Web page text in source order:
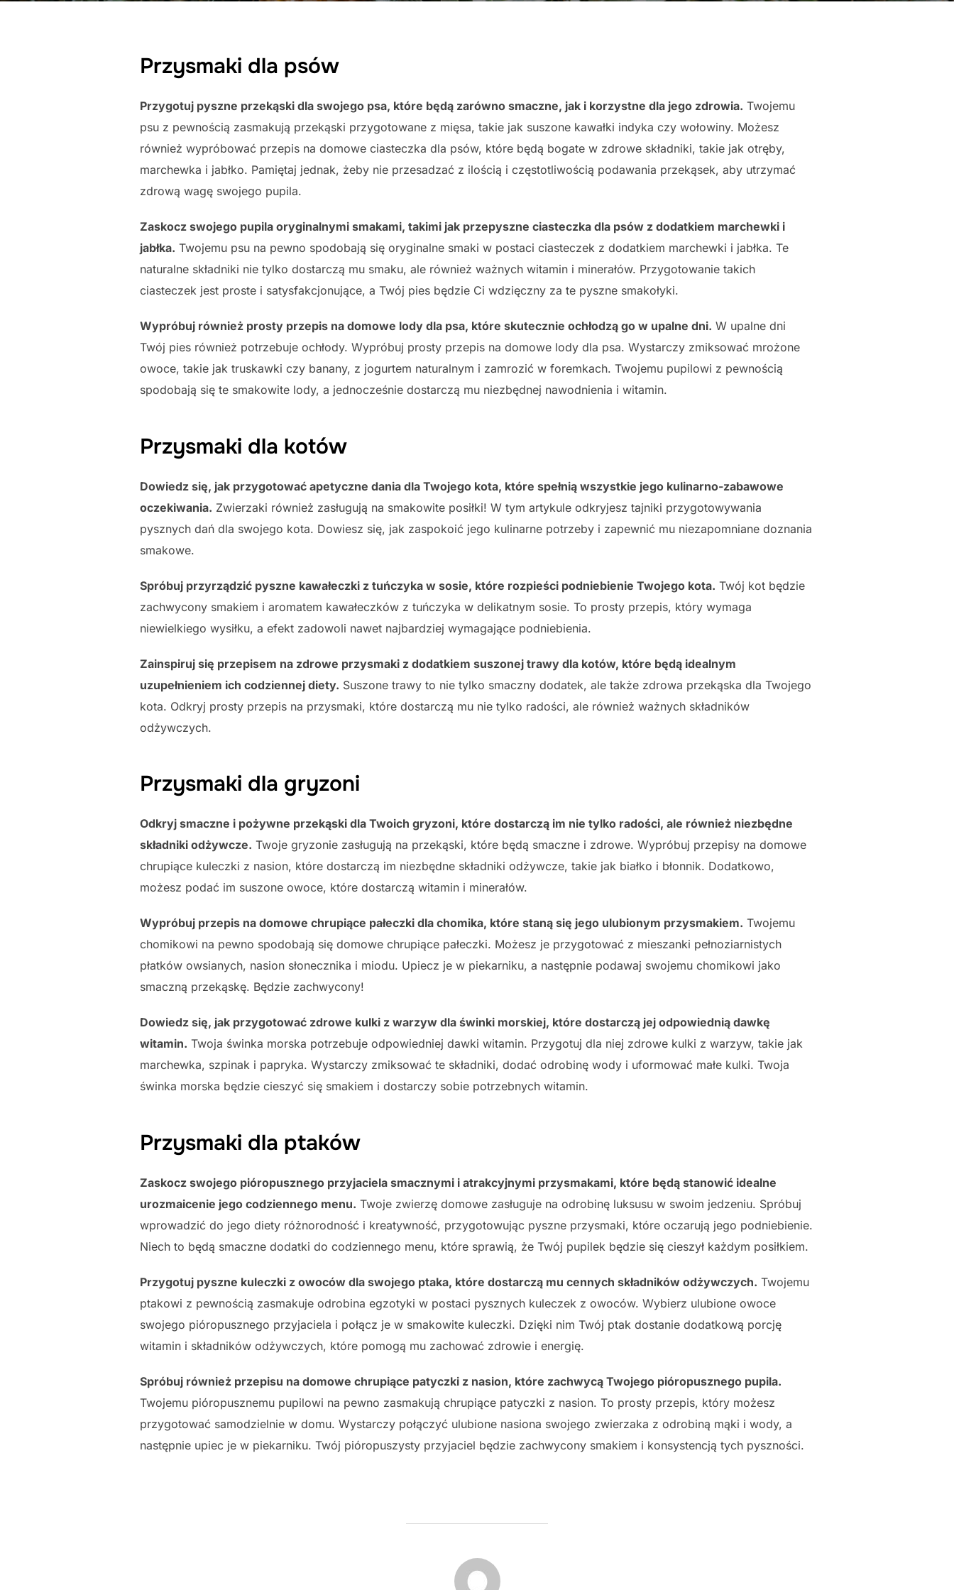
Przysmaki dla psów
Przygotuj pyszne przekąski dla swojego psa, które będą zarówno smaczne, jak i korzystne dla jego zdrowia. Twojemu
psu z pewnością zasmakują przekąski przygotowane z mięsa, takie jak suszone kawałki indyka czy wołowiny. Możesz
również wypróbować przepis na domowe ciasteczka dla psów, które będą bogate w zdrowe składniki, takie jak otręby,
marchewka i jabłko. Pamiętaj jednak, żeby nie przesadzać z ilością i częstotliwością podawania przekąsek, aby utrzymać
zdrową wagę swojego pupila.
Zaskocz swojego pupila oryginalnymi smakami, takimi jak przepyszne ciasteczka dla psów z dodatkiem marchewki i
jabłka. Twojemu psu na pewno spodobają się oryginalne smaki w postaci ciasteczek z dodatkiem marchewki i jabłka. Te
naturalne składniki nie tylko dostarczą mu smaku, ale również ważnych witamin i minerałów. Przygotowanie takich
ciasteczek jest proste i satysfakcjonujące, a Twój pies będzie Ci wdzięczny za te pyszne smakołyki.
Wypróbuj również prosty przepis na domowe lody dla psa, które skutecznie ochłodzą go w upalne dni. W upalne dni
Twój pies również potrzebuje ochłody. Wypróbuj prosty przepis na domowe lody dla psa. Wystarczy zmiksować mrożone
owoce, takie jak truskawki czy banany, z jogurtem naturalnym i zamrozić w foremkach. Twojemu pupilowi z pewnością
spodobają się te smakowite lody, a jednocześnie dostarczą mu niezbędnej nawodnienia i witamin.
Przysmaki dla kotów
Dowiedz się, jak przygotować apetyczne dania dla Twojego kota, które spełnią wszystkie jego kulinarno-zabawowe
oczekiwania. Zwierzaki również zasługują na smakowite posiłki! W tym artykule odkryjesz tajniki przygotowywania
pysznych dań dla swojego kota. Dowiesz się, jak zaspokoić jego kulinarne potrzeby i zapewnić mu niezapomniane doznania
smakowe.
Spróbuj przyrządzić pyszne kawałeczki z tuńczyka w sosie, które rozpieści podniebienie Twojego kota. Twój kot będzie
zachwycony smakiem i aromatem kawałeczków z tuńczyka w delikatnym sosie. To prosty przepis, który wymaga
niewielkiego wysiłku, a efekt zadowoli nawet najbardziej wymagające podniebienia.
Zainspiruj się przepisem na zdrowe przysmaki z dodatkiem suszonej trawy dla kotów, które będą idealnym
uzupełnieniem ich codziennej diety. Suszone trawy to nie tylko smaczny dodatek, ale także zdrowa przekąska dla Twojego
kota. Odkryj prosty przepis na przysmaki, które dostarczą mu nie tylko radości, ale również ważnych składników
odżywczych.
Przysmaki dla gryzoni
Odkryj smaczne i pożywne przekąski dla Twoich gryzoni, które dostarczą im nie tylko radości, ale również niezbędne
składniki odżywcze. Twoje gryzonie zasługują na przekąski, które będą smaczne i zdrowe. Wypróbuj przepisy na domowe
chrupiące kuleczki z nasion, które dostarczą im niezbędne składniki odżywcze, takie jak białko i błonnik. Dodatkowo,
możesz podać im suszone owoce, które dostarczą witamin i minerałów.
Wypróbuj przepis na domowe chrupiące pałeczki dla chomika, które staną się jego ulubionym przysmakiem. Twojemu
chomikowi na pewno spodobają się domowe chrupiące pałeczki. Możesz je przygotować z mieszanki pełnoziarnistych
płatków owsianych, nasion słonecznika i miodu. Upiecz je w piekarniku, a następnie podawaj swojemu chomikowi jako
smaczną przekąskę. Będzie zachwycony!
Dowiedz się, jak przygotować zdrowe kulki z warzyw dla świnki morskiej, które dostarczą jej odpowiednią dawkę
witamin. Twoja świnka morska potrzebuje odpowiedniej dawki witamin. Przygotuj dla niej zdrowe kulki z warzyw, takie jak
marchewka, szpinak i papryka. Wystarczy zmiksować te składniki, dodać odrobinę wody i uformować małe kulki. Twoja
świnka morska będzie cieszyć się smakiem i dostarczy sobie potrzebnych witamin.
Przysmaki dla ptaków
Zaskocz swojego pióropusznego przyjaciela smacznymi i atrakcyjnymi przysmakami, które będą stanowić idealne
urozmaicenie jego codziennego menu. Twoje zwierzę domowe zasługuje na odrobinę luksusu w swoim jedzeniu. Spróbuj
wprowadzić do jego diety różnorodność i kreatywność, przygotowując pyszne przysmaki, które oczarują jego podniebienie.
Niech to będą smaczne dodatki do codziennego menu, które sprawią, że Twój pupilek będzie się cieszył każdym posiłkiem.
Przygotuj pyszne kuleczki z owoców dla swojego ptaka, które dostarczą mu cennych składników odżywczych. Twojemu
ptakowi z pewnością zasmakuje odrobina egzotyki w postaci pysznych kuleczek z owoców. Wybierz ulubione owoce
swojego pióropusznego przyjaciela i połącz je w smakowite kuleczki. Dzięki nim Twój ptak dostanie dodatkową porcję
witamin i składników odżywczych, które pomogą mu zachować zdrowie i energię.
Spróbuj również przepisu na domowe chrupiące patyczki z nasion, które zachwycą Twojego pióropusznego pupila.
Twojemu pióropusznemu pupilowi na pewno zasmakują chrupiące patyczki z nasion. To prosty przepis, który możesz
przygotować samodzielnie w domu. Wystarczy połączyć ulubione nasiona swojego zwierzaka z odrobiną mąki i wody, a
następnie upiec je w piekarniku. Twój pióropuszysty przyjaciel będzie zachwycony smakiem i konsystencją tych pyszności.
POST AUTHOR